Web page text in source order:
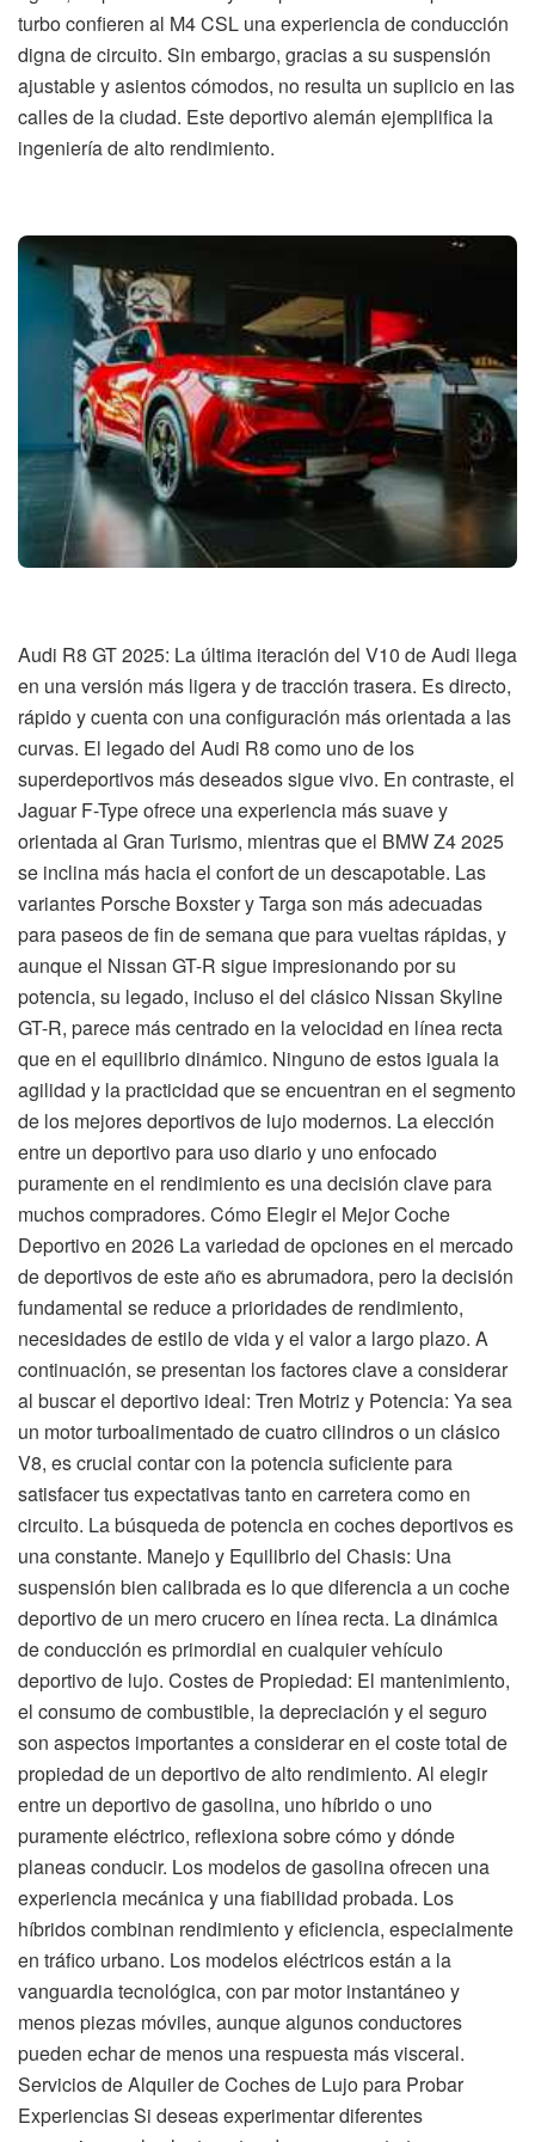
turbo confieren al M4 CSL una experiencia de conducción
digna de circuito. Sin embargo, gracias a su suspensión
ajustable y asientos cómodos, no resulta un suplicio en las
calles de la ciudad. Este deportivo alemán ejemplifica la
ingeniería de alto rendimiento.
Audi R8 GT 2025: La última iteración del V10 de Audi llega
en una versión más ligera y de tracción trasera. Es directo,
rápido y cuenta con una configuración más orientada a las
curvas. El legado del Audi R8 como uno de los
superdeportivos más deseados sigue vivo. En contraste, el
Jaguar F-Type ofrece una experiencia más suave y
orientada al Gran Turismo, mientras que el BMW Z4 2025
se inclina más hacia el confort de un descapotable. Las
variantes Porsche Boxster y Targa son más adecuadas
para paseos de fin de semana que para vueltas rápidas, y
aunque el Nissan GT-R sigue impresionando por su
potencia, su legado, incluso el del clásico Nissan Skyline
GT-R, parece más centrado en la velocidad en línea recta
que en el equilibrio dinámico. Ninguno de estos iguala la
agilidad y la practicidad que se encuentran en el segmento
de los mejores deportivos de lujo modernos. La elección
entre un deportivo para uso diario y uno enfocado
puramente en el rendimiento es una decisión clave para
muchos compradores. Cómo Elegir el Mejor Coche
Deportivo en 2026 La variedad de opciones en el mercado
de deportivos de este año es abrumadora, pero la decisión
fundamental se reduce a prioridades de rendimiento,
necesidades de estilo de vida y el valor a largo plazo. A
continuación, se presentan los factores clave a considerar
al buscar el deportivo ideal: Tren Motriz y Potencia: Ya sea
un motor turboalimentado de cuatro cilindros o un clásico
V8, es crucial contar con la potencia suficiente para
satisfacer tus expectativas tanto en carretera como en
circuito. La búsqueda de potencia en coches deportivos es
una constante. Manejo y Equilibrio del Chasis: Una
suspensión bien calibrada es lo que diferencia a un coche
deportivo de un mero crucero en línea recta. La dinámica
de conducción es primordial en cualquier vehículo
deportivo de lujo. Costes de Propiedad: El mantenimiento,
el consumo de combustible, la depreciación y el seguro
son aspectos importantes a considerar en el coste total de
propiedad de un deportivo de alto rendimiento. Al elegir
entre un deportivo de gasolina, uno híbrido o uno
puramente eléctrico, reflexiona sobre cómo y dónde
planeas conducir. Los modelos de gasolina ofrecen una
experiencia mecánica y una fiabilidad probada. Los
híbridos combinan rendimiento y eficiencia, especialmente
en tráfico urbano. Los modelos eléctricos están a la
vanguardia tecnológica, con par motor instantáneo y
menos piezas móviles, aunque algunos conductores
pueden echar de menos una respuesta más visceral.
Servicios de Alquiler de Coches de Lujo para Probar
Experiencias Si deseas experimentar diferentes